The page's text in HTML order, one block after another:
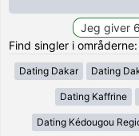
Find singler i
Dating Dakar Dating
Dating Kaffrine
Dating Kédougou